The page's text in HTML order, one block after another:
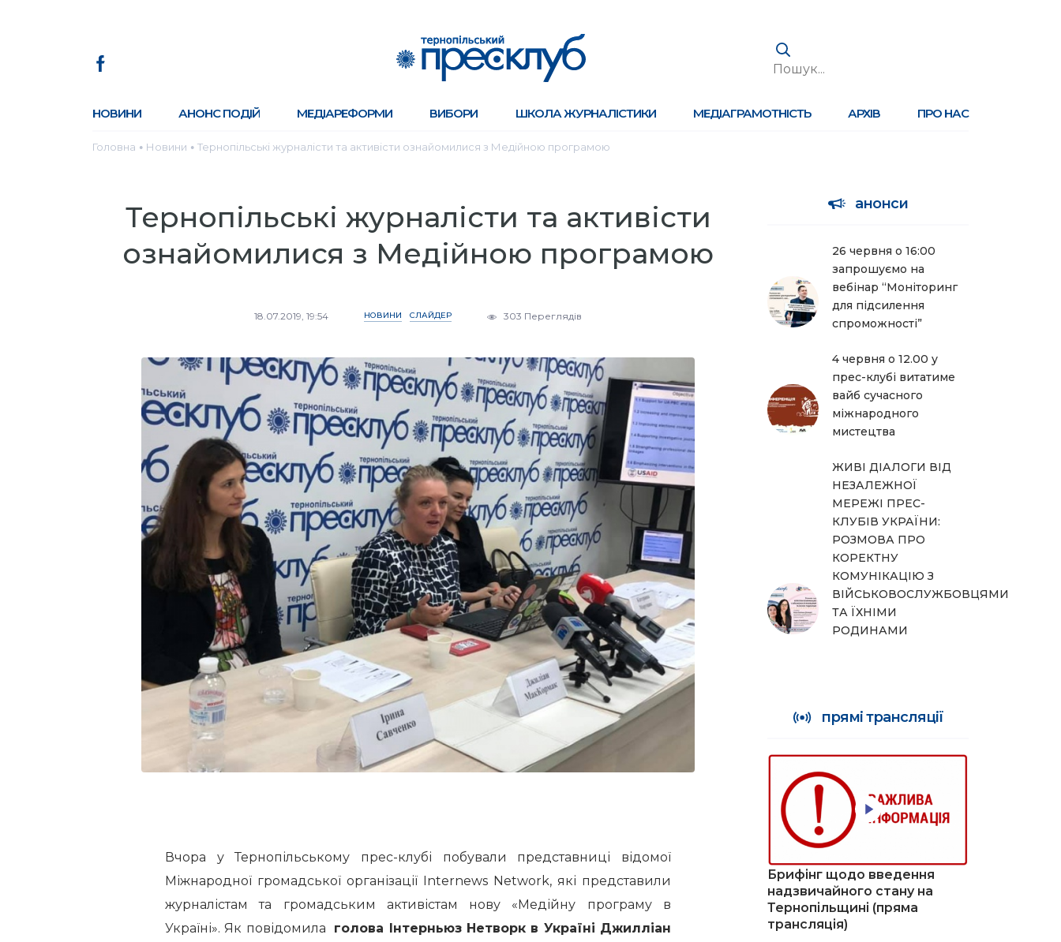
НОВИНИ АНОНС ПОДІЙ МЕДІАРЕФОРМИ ВИБОРИ ШКОЛА ЖУРНАЛІСТИКИ МЕДІАГРАМОТНІСТЬ АРХІВ ПРО НАС
Головна ● Новини ● Тернопільські журналісти та активісти ознайомилися з Медійною програмою
Тернопільські журналісти та активісти
ознайомилися з Медійною програмою
18.07.2019, 19:54 НОВИНИ СЛАЙДЕР 303 Переглядів
Вчора у Тернопільському прес-клубі побували представниці відомої
Міжнародної громадської організації Internews Network, які представили
журналістам та громадським активістам нову «Медійну програму в
Україні». Як повідомила голова Інтерньюз Нетворк в Україні Джилліан
анонси
26 червня о 16:00
запрошуємо на
вебінар “Моніторинг
для підсилення
спроможності”
4 червня о 12.00 у
прес-клубі витатиме
вайб сучасного
міжнародного
мистецтва
ЖИВІ ДІАЛОГИ ВІД
НЕЗАЛЕЖНОЇ
МЕРЕЖІ ПРЕС-
КЛУБІВ УКРАЇНИ:
РОЗМОВА ПРО
КОРЕКТНУ
КОМУНІКАЦІЮ З
ВІЙСЬКОВОСЛУЖБОВЦЯМИ
ТА ЇХНІМИ
РОДИНАМИ
прямі трансляції
Брифінг щодо введення
надзвичайного стану на
Тернопільщині (пряма
трансляція)